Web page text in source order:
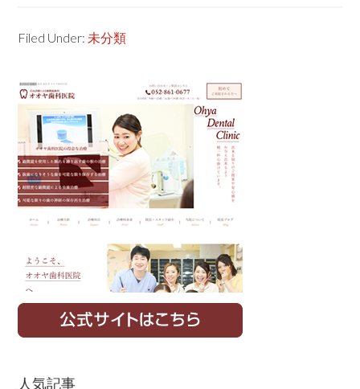
Filed Under: 未分類
Primary
Sidebar
人気記事